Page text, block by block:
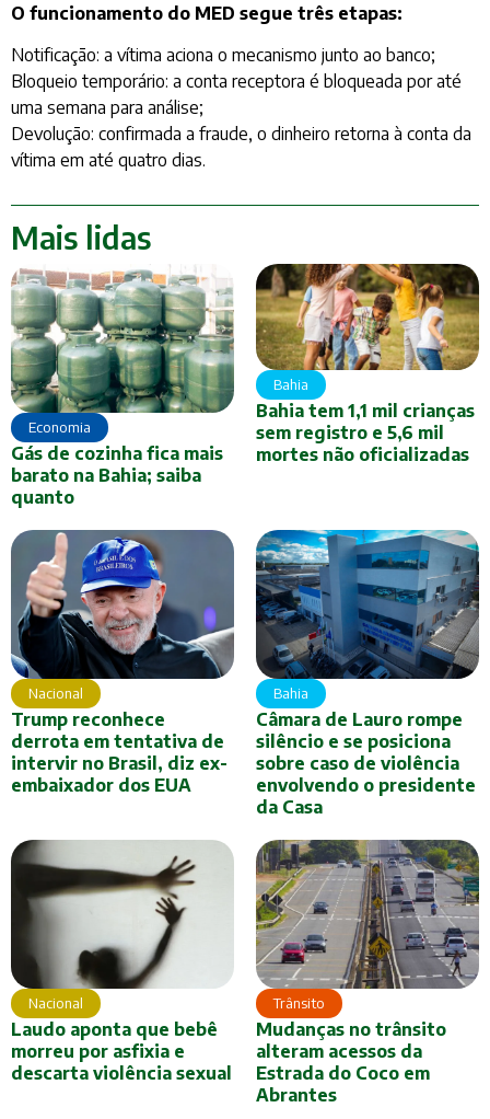
O funcionamento do MED segue três etapas:
Notificação: a vítima aciona o mecanismo junto ao banco;
Bloqueio temporário: a conta receptora é bloqueada por até
uma semana para análise;
Devolução: confirmada a fraude, o dinheiro retorna à conta da
vítima em até quatro dias.
Mais lidas
Economia
Gás de cozinha fica mais
barato na Bahia; saiba
quanto
Bahia
Bahia tem 1,1 mil crianças
sem registro e 5,6 mil
mortes não oficializadas
Nacional
Trump reconhece
derrota em tentativa de
intervir no Brasil, diz ex-
embaixador dos EUA
Bahia
Câmara de Lauro rompe
silêncio e se posiciona
sobre caso de violência
envolvendo o presidente
da Casa
Nacional
Laudo aponta que bebê
morreu por asfixia e
descarta violência sexual
Trânsito
Mudanças no trânsito
alteram acessos da
Estrada do Coco em
Abrantes